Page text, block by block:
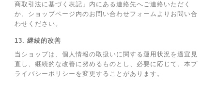
商取引法に基づく表記」内にある連絡先へご連絡いただく
か、ショップページ内のお問い合わせフォームよりお問い合
わせください。
13. 継続的改善
当ショップは、個人情報の取扱いに関する運用状況を適宜見
直し、継続的な改善に努めるものとし、必要に応じて、本プ
ライバシーポリシーを変更することがあります。